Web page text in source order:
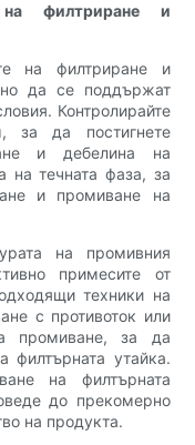
на филтриране и
на филтриране и
да се поддържат
Контролирайте
за да постигнете
и дебелина на
на течната фаза, за
и промиване на
на промивния
примесите от
техники на
с противоток или
промиване, за да
филтърната утайка.
на филтърната
до прекомерно
на продукта.